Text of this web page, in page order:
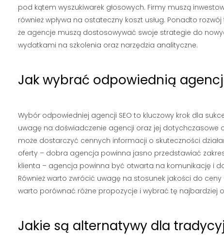
pod kątem wyszukiwarek głosowych. Firmy muszą
również wpływa na ostateczny koszt usług. Ponadto
że agencje muszą dostosowywać swoje strategie do
wydatkami na szkolenia oraz narzędzia analityczne.
Jak wybrać odpowiednią
Wybór odpowiedniej agencji SEO to kluczowy krok dla
uwagę na doświadczenie agencji oraz jej dotychczasowe
może dostarczyć cennych informacji o skuteczności
oferty – dobra agencja powinna jasno przedstawiać
klienta – agencja powinna być otwarta na komunikację i
Również warto zwrócić uwagę na stosunek jakości do
warto porównać różne propozycje i wybrać tę najbardziej
Jakie są alternatywy dla